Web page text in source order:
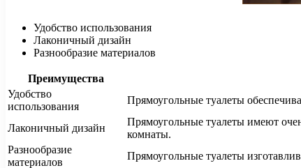
Удобство использования
Лаконичный дизайн
Разнообразие материалов
Преимущества
Удобство
использования
Прямоугольные туалеты
Лаконичный дизайн
Прямоугольные туалеты имеют
комнаты.
Разнообразие
материалов
Прямоугольные туалеты